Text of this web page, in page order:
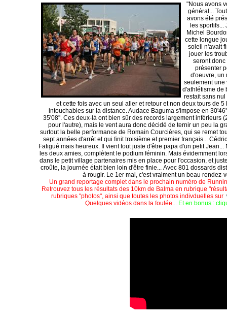
"Nous avons
général...
avons été
les
Michel
cette longue
soleil n'avait
jouer les
seront donc
présenter
d'oeuvre, un
seulement une
d'athlétisme de
restait sans
et cette fois avec un seul aller et retour et non deux tours de
intouchables sur la distance. Audace Baguma s'impose en
35'08''. Ces deux-là ont bien sûr des records largement inférieurs
pour l'autre), mais le vent aura donc décidé de ternir un peu la
surtout la belle performance de Romain Courcières, qui se remet
sept années d'arrêt et qui finit troisième et premier français...
Fatigué mais heureux. Il vient tout juste d'être papa d'un petit
les deux amies, complètent le podium féminin. Mais évidemment
dans le petit village partenaires mis en place pour l'occasion, et
croûte, la journée était bien loin d'être finie... Avec 801 dossards
à rougir. Le 1er mai, c'est vraiment un beau rendez-
Un grand reportage complet dans le prochain numéro de
Retrouvez tous les résultats des 10km de Balma en rubrique
rubriques "photos", ainsi que toutes les photos indivduelles sur
Quelques vidéos dans la foulée... Et en bonus :